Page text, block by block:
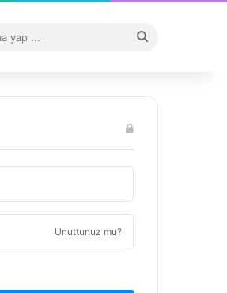
...
Unuttunuz mu?